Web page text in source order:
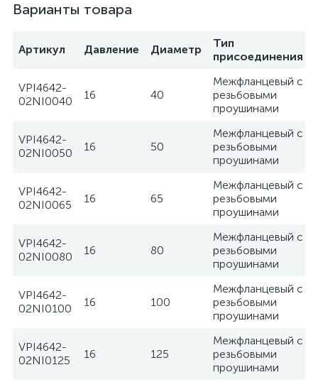
Варианты товара
Артикул Давление Диаметр
Тип
присоединения
VPI4642-
02NI0040
16 40
Межфланцевый с
резьбовыми
проушинами
VPI4642-
02NI0050
16 50
Межфланцевый с
резьбовыми
проушинами
VPI4642-
02NI0065
16 65
Межфланцевый с
резьбовыми
проушинами
VPI4642-
02NI0080
16 80
Межфланцевый с
резьбовыми
проушинами
VPI4642-
02NI0100
16 100
Межфланцевый с
резьбовыми
проушинами
VPI4642-
02NI0125
16 125
Межфланцевый с
резьбовыми
проушинами